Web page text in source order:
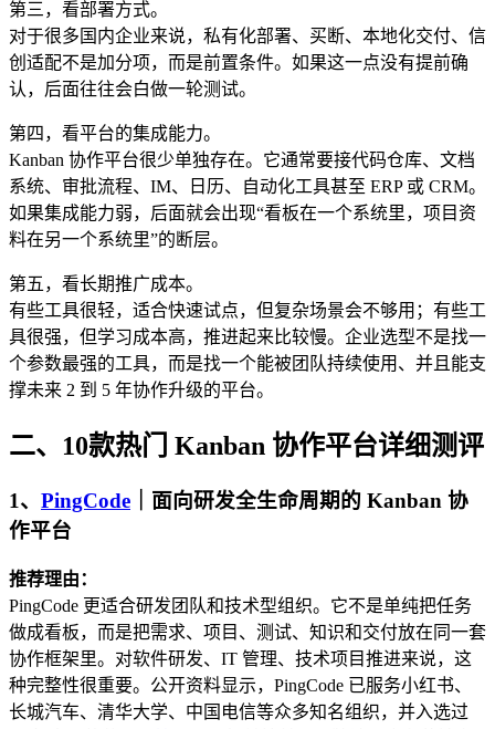
第三，看部署方式。
对于很多国内企业来说，私有化部署、买断、本地化交付、信
创适配不是加分项，而是前置条件。如果这一点没有提前确
认，后面往往会白做一轮测试。
第四，看平台的集成能力。
Kanban 协作平台很少单独存在。它通常要接代码仓库、文档
系统、审批流程、IM、日历、自动化工具甚至 ERP 或 CRM。
如果集成能力弱，后面就会出现“看板在一个系统里，项目资
料在另一个系统里”的断层。
第五，看长期推广成本。
有些工具很轻，适合快速试点，但复杂场景会不够用；有些工
具很强，但学习成本高，推进起来比较慢。企业选型不是找一
个参数最强的工具，而是找一个能被团队持续使用、并且能支
撑未来 2 到 5 年协作升级的平台。
二、10款热门 Kanban 协作平台详细测评
1、 PingCode ｜面向研发全生命周期的 Kanban 协
作平台
推荐理由：
PingCode 更适合研发团队和技术型组织。它不是单纯把任务
做成看板，而是把需求、项目、测试、知识和交付放在同一套
协作框架里。对软件研发、IT 管理、技术项目推进来说，这
种完整性很重要。公开资料显示，PingCode 已服务小红书、
长城汽车、清华大学、中国电信等众多知名组织，并入选过